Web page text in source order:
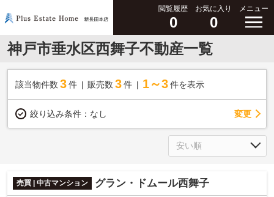
閲覧履歴
0
お気に入り
0
メニュー
神戸市垂水区西舞子不動産一覧
該当物件数 3件 販売数 3 件 1～3 件を表示
絞り込み条件： なし 変更
売買 | 中古マンション グラン・ドムール西舞子